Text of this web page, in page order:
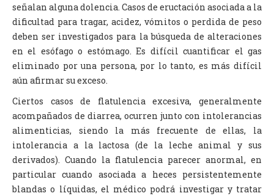
señalan alguna dolencia. Casos de eructación asociada a la
dificultad para tragar, acidez, vómitos o perdida de peso
deben ser investigados para la búsqueda de alteraciones
en el esófago o estómago. Es difícil cuantificar el gas
eliminado por una persona, por lo tanto, es más difícil
aún afirmar su exceso.
Ciertos casos de flatulencia excesiva, generalmente
acompañados de diarrea, ocurren junto con intolerancias
alimenticias, siendo la más frecuente de ellas, la
intolerancia a la lactosa (de la leche animal y sus
derivados). Cuando la flatulencia parecer anormal, en
particular cuando asociada a heces persistentemente
blandas o líquidas, el médico podrá investigar y tratar